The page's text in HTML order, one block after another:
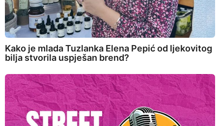
Kako je mlada Tuzlanka Elena Pepić od ljekovitog
bilja stvorila uspješan brend?